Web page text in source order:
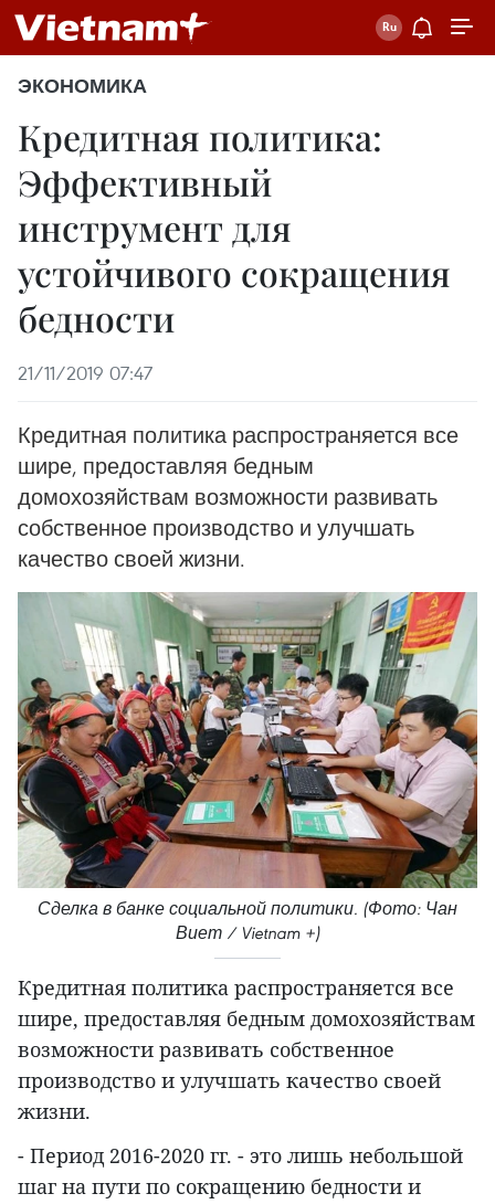
ЭКОНОМИКА
Кредитная политика:
Эффективный
инструмент для
устойчивого сокращения
бедности
21/11/2019 07:47
Кредитная политика распространяется все
шире, предоставляя бедным
домохозяйствам возможности развивать
собственное производство и улучшать
качество своей жизни.
Сделка в банке социальной политики. (Фото: Чан
Виет / Vietnam +)
Кредитная политика распространяется все
шире, предоставляя бедным домохозяйствам
возможности развивать собственное
производство и улучшать качество своей
жизни.
- Период 2016-2020 гг. - это лишь небольшой
шаг на пути по сокращению бедности и